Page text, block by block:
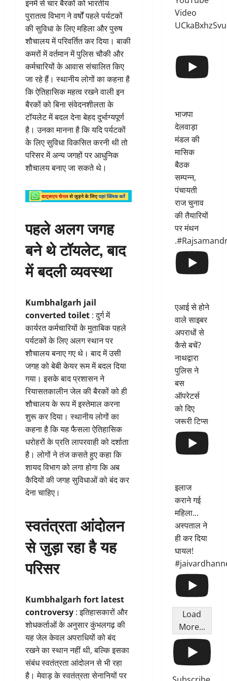
इनमें से चार बैरकों को भारतीय
पुरातत्व विभाग ने वर्षों पहले पर्यटकों
की सुविधा के लिए महिला और पुरुष
शौचालय में परिवर्तित कर दिया। बाकी
कमरों में वर्तमान में पुलिस चौकी और
कर्मचारियों के आवास संचालित किए
जा रहे हैं। स्थानीय लोगों का कहना है
कि ऐतिहासिक महत्व रखने वाली इन
बैरकों को बिना संवेदनशीलता के
टॉयलेट में बदल देना बेहद दुर्भाग्यपूर्ण
है। उनका मानना है कि यदि पर्यटकों
के लिए सुविधा विकसित करनी थी तो
परिसर में अन्य जगहों पर आधुनिक
शौचालय बनाए जा सकते थे।
पहले अलग जगह
बने थे टॉयलेट, बाद
में बदली व्यवस्था
Kumbhalgarh jail
converted toilet : दुर्ग में
कार्यरत कर्मचारियों के मुताबिक पहले
पर्यटकों के लिए अलग स्थान पर
शौचालय बनाए गए थे। बाद में उसी
जगह को बेबी केयर रूम में बदल दिया
गया। इसके बाद प्रशासन ने
रियासतकालीन जेल की बैरकों को ही
शौचालय के रूप में इस्तेमाल करना
शुरू कर दिया। स्थानीय लोगों का
कहना है कि यह फैसला ऐतिहासिक
धरोहरों के प्रति लापरवाही को दर्शाता
है। लोगों ने तंज कसते हुए कहा कि
शायद विभाग को लगा होगा कि अब
कैदियों की जगह सुविधाओं को बंद कर
देना चाहिए।
स्वतंत्रता आंदोलन
से जुड़ा रहा है यह
परिसर
Kumbhalgarh fort latest
controversy : इतिहासकारों और
शोधकर्ताओं के अनुसार कुंभलगढ़ की
यह जेल केवल अपराधियों को बंद
रखने का स्थान नहीं थी, बल्कि इसका
संबंध स्वतंत्रता आंदोलन से भी रहा
है। मेवाड़ के स्वतंत्रता सेनानियों पर
Video
भाजपा
देलवाड़ा
मंडल की
मासिक
बैठक
सम्पन्न,
पंचायती
राज चुनाव
की तैयारियों
पर मंथन
एआई से होने
वाले साइबर
अपराधों से
कैसे बचें?
नाथद्वारा
पुलिस ने
बस
ऑपरेटर्स
को दिए
जरूरी टिप्स
इलाज
कराने गई
महिला...
अस्पताल ने
ही कर दिया
घायल!
Load
More...